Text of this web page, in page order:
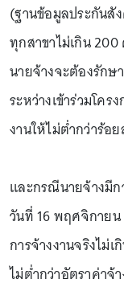
(ฐานข้อมูลประกันสั
ทุกสาขาไม่เกิน
นายจ้างจะต้องรักษ
ระหว่างเข้าร่วมโค
งานให้ไม่ต่ำกว่าร้อ
และกรณีนายจ้างมี
วันที่ 16 พฤศจิกายน
การจ้างงานจริงไม่
ไม่ต่ำกว่าอัตราค่าจ้